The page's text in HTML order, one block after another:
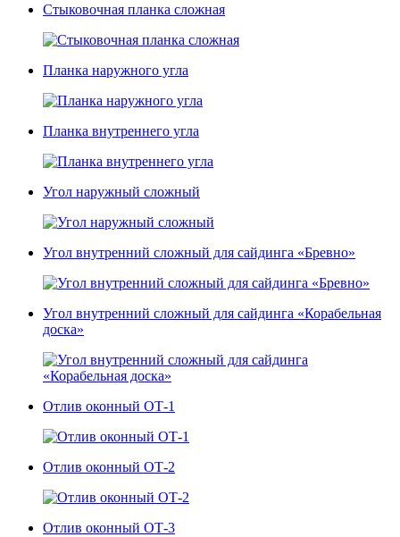
Стыковочная планка сложная
Планка наружного угла
Планка внутреннего угла
Угол наружный сложный
Угол внутренний сложный для сайдинга «Бревно»
Угол внутренний сложный для сайдинга «Корабельная
доска»
Отлив оконный ОТ-1
Отлив оконный ОТ-2
Отлив оконный ОТ-3